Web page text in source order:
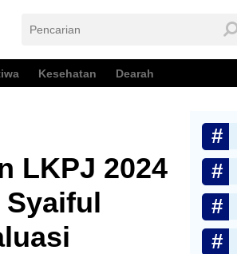
Kesehatan Dearah
LKPJ 2024
Syaiful